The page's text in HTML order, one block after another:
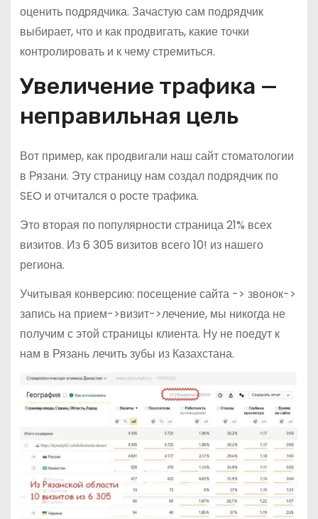
оценить подрядчика. Зачастую сам подрядчик
выбирает, что и как продвигать, какие точки
контролировать и к чему стремиться.
Увеличение трафика —
неправильная цель
Вот пример, как продвигали наш сайт стоматологии
в Рязани. Эту страницу нам создал подрядчик по
SEO и отчитался о росте трафика.
Это вторая по популярности страница 21% всех
визитов. Из 6 305 визитов всего 10! из нашего
региона.
Учитывая конверсию: посещение сайта -> звонок->
запись на прием->визит->лечение, мы никогда не
получим с этой страницы клиента. Ну не поедут к
нам в Рязань лечить зубы из Казахстана.